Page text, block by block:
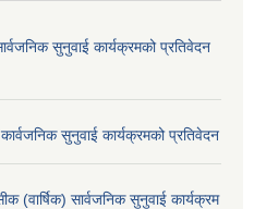
सुनुवाई कार्यक्रमको प्रतिवेदन
सुनुवाई कार्यक्रमको प्रतिवेदन
(वार्षिक) सार्वजनिक सुनुवाई कार्यक्रम